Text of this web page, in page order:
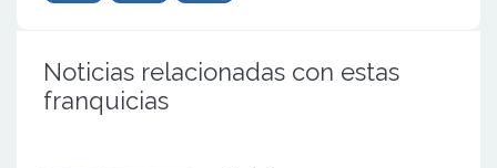
Noticias relacionadas con estas
franquicias